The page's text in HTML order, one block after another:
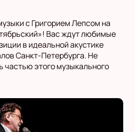
с Григорием Лепсом на
Вас ждут любимые
в идеальной акустике
Санкт-Петербурга. Не
частью этого музыкального